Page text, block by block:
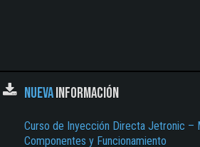
NUEVAINFORMACIÓN
Curso de Inyección Directa Jetronic –
Componentes y Funcionamiento